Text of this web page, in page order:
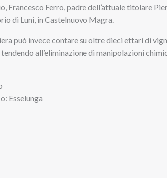
Francesco Ferro, padre dell’attuale titolare
di Luni, in Castelnuovo Magra.
può invece contare su oltre dieci ettari di
all’eliminazione di manipolazioni
Esselunga